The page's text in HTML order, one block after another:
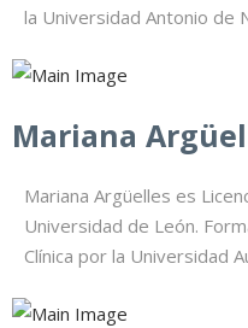
la Universidad Antonio de
Mariana
Mariana Argüelles es
Universidad de León.
Clínica por la Universidad